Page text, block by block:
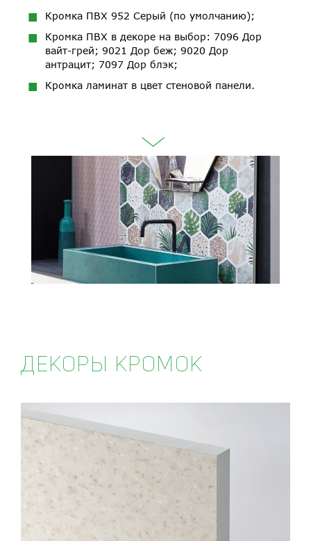
Кромка ПВХ 952 Серый (по умолчанию);
Кромка ПВХ в декоре на выбор: 7096 Дор
вайт-грей; 9021 Дор беж; 9020 Дор
антрацит; 7097 Дор блэк;
Кромка ламинат в цвет стеновой панели.
ДЕКОРЫ КРОМОК